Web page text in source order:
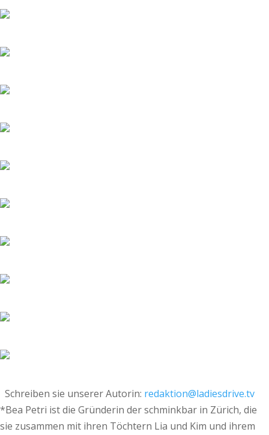
Schreiben sie unserer Autorin: redaktion@ladiesdrive.tv
*Bea Petri ist die Gründerin der schminkbar in Zürich, die
sie zusammen mit ihren Töchtern Lia und Kim und ihrem